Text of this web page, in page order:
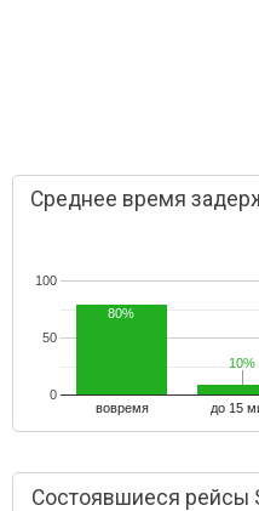
Среднее время
вовремя до 15
0
50
100
80%
10%
10%
Состоявшиеся рейсы